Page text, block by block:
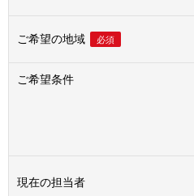
ご希望の地域 必須
ご希望条件
現在の担当者